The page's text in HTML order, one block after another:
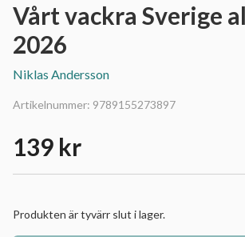
Vårt vackra Sverige
2026
Niklas Andersson
Artikelnummer: 9789155273897
139 kr
Produkten är tyvärr slut i lager.